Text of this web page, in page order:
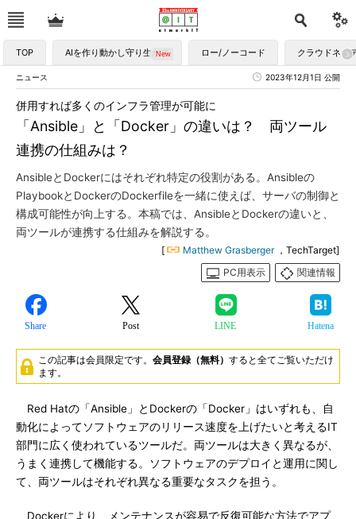
TOP AIを作り動かし守り生かす ロー/ノーコード クラウドネイ
ニュース 2023年12月1日 公開
「Ansible」と「Docker」の違いは？ 両ツール
連携の仕組みは？
併用すれば多くのインフラ管理が可能に
AnsibleとDockerにはそれぞれ特定の役割がある。Ansibleの
PlaybookとDockerのDockerfileを一緒に使えば、サーバの制御と
構成可能性が向上する。本稿では、AnsibleとDockerの違いと、
両ツールが連携する仕組みを解説する。
[ Matthew Grasberger ，TechTarget]
PC用表示
関連情報
Share Post LINE Hatena
この記事は会員限定です。 会員登録（無料） すると全てご覧いただけ
ます。
Red Hatの「Ansible」とDockerの「Docker」はいずれも、自
動化によってソフトウェアのリリース速度を上げたいと考えるIT
部門に広く使われているツールだ。両ツールは大きく異なるが、
うまく連携して機能する。ソフトウェアのデプロイと運用に関し
て、両ツールはそれぞれ異なる重要なタスクを担う。
Dockerにより、メンテナンスが容易で反復可能な方法でアプ